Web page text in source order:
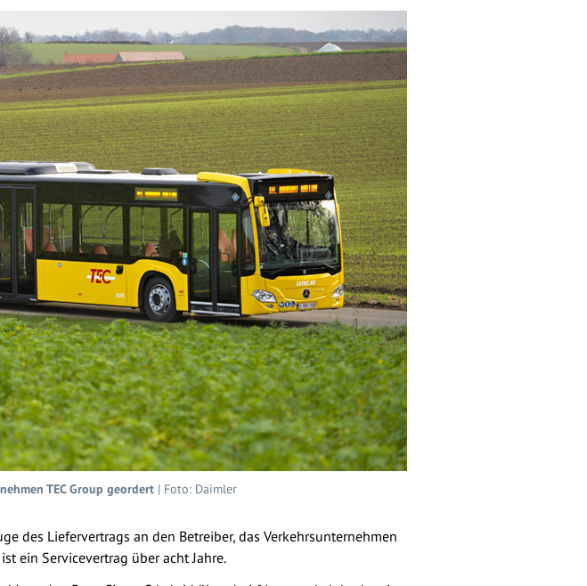
TEC Group geordert | Foto: Daimler
des Liefervertrags an den Betreiber, das Verkehrsunternehmen
ein Servicevertrag über acht Jahre.